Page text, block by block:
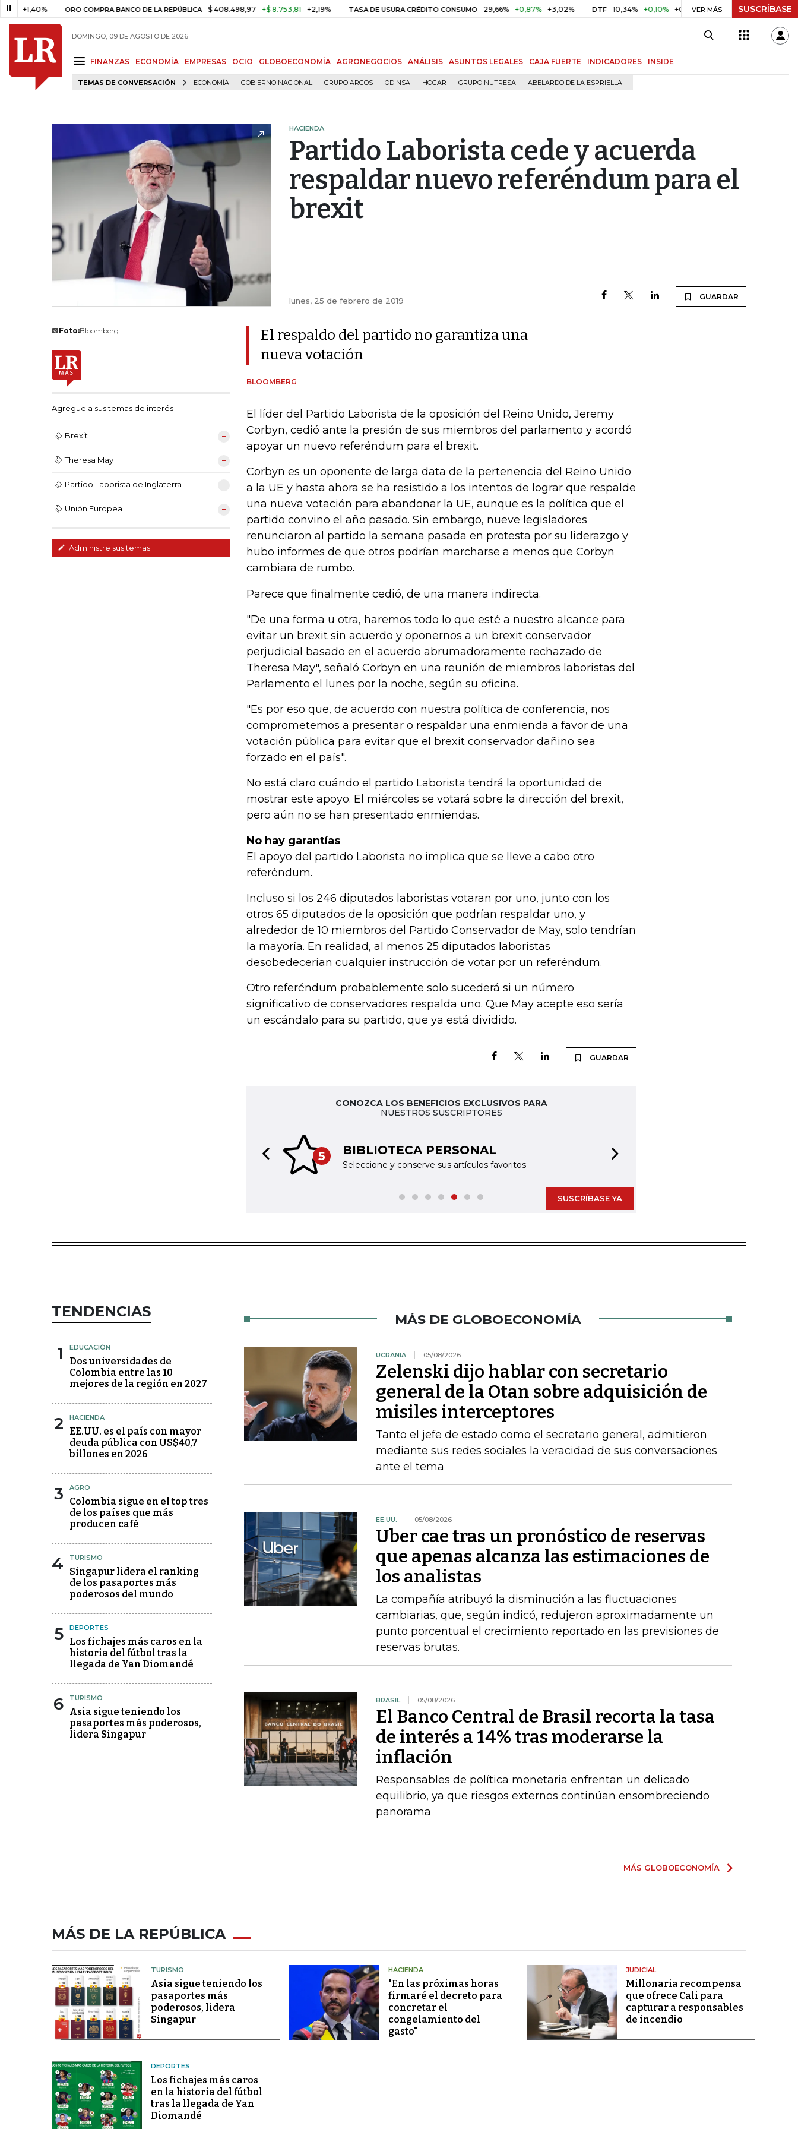
ORO COMPRA BANCO DE LA REPÚBLICA $ 408.498,97 +$ 8.753,81 +2,19% TASA DE USURA CRÉDITO CONSUMO 29,66% +0,87% +3,02% DTF 10,34% +0,10% +0,98% UVR $ 417,01 +$ 0,05
VER MÁS SUSCRÍBASE
DOMINGO, 09 DE AGOSTO DE 2026
FINANZAS ECONOMÍA EMPRESAS OCIO GLOBOECONOMÍA AGRONEGOCIOS ANÁLISIS ASUNTOS LEGALES CAJA FUERTE INDICADORES INSIDE
TEMAS DE CONVERSACIÓN ECONOMÍA GOBIERNO NACIONAL GRUPO ARGOS ODINSA HOGAR GRUPO NUTRESA ABELARDO DE LA ESPRIELLA
HACIENDA
Partido Laborista cede y acuerda
respaldar nuevo referéndum para el
brexit
lunes, 25 de febrero de 2019 GUARDAR
Foto:Bloomberg
Agregue a sus temas de interés
Brexit
Theresa May
Partido Laborista de Inglaterra
Unión Europea
Administre sus temas
El respaldo del partido no garantiza una
nueva votación
BLOOMBERG
El líder del Partido Laborista de la oposición del Reino Unido, Jeremy
Corbyn, cedió ante la presión de sus miembros del parlamento y acordó
apoyar un nuevo referéndum para el brexit.
Corbyn es un oponente de larga data de la pertenencia del Reino Unido
a la UE y hasta ahora se ha resistido a los intentos de lograr que respalde
una nueva votación para abandonar la UE, aunque es la política que el
partido convino el año pasado. Sin embargo, nueve legisladores
renunciaron al partido la semana pasada en protesta por su liderazgo y
hubo informes de que otros podrían marcharse a menos que Corbyn
cambiara de rumbo.
Parece que finalmente cedió, de una manera indirecta.
"De una forma u otra, haremos todo lo que esté a nuestro alcance para
evitar un brexit sin acuerdo y oponernos a un brexit conservador
perjudicial basado en el acuerdo abrumadoramente rechazado de
Theresa May", señaló Corbyn en una reunión de miembros laboristas del
Parlamento el lunes por la noche, según su oficina.
"Es por eso que, de acuerdo con nuestra política de conferencia, nos
comprometemos a presentar o respaldar una enmienda a favor de una
votación pública para evitar que el brexit conservador dañino sea
forzado en el país".
No está claro cuándo el partido Laborista tendrá la oportunidad de
mostrar este apoyo. El miércoles se votará sobre la dirección del brexit,
pero aún no se han presentado enmiendas.
No hay garantías
El apoyo del partido Laborista no implica que se lleve a cabo otro
referéndum.
Incluso si los 246 diputados laboristas votaran por uno, junto con los
otros 65 diputados de la oposición que podrían respaldar uno, y
alrededor de 10 miembros del Partido Conservador de May, solo tendrían
la mayoría. En realidad, al menos 25 diputados laboristas
desobedecerían cualquier instrucción de votar por un referéndum.
Otro referéndum probablemente solo sucederá si un número
significativo de conservadores respalda uno. Que May acepte eso sería
un escándalo para su partido, que ya está dividido.
GUARDAR
CONOZCA LOS BENEFICIOS EXCLUSIVOS PARA
NUESTROS SUSCRIPTORES
5 BIBLIOTECA PERSONAL
Seleccione y conserve sus artículos favoritos
Previous slide
SUSCRÍBASE YA
TENDENCIAS
1 EDUCACIÓN
Dos universidades de
Colombia entre las 10
mejores de la región en 2027
2 HACIENDA
EE.UU. es el país con mayor
deuda pública con US$40,7
billones en 2026
3 AGRO
Colombia sigue en el top tres
de los países que más
producen café
4 TURISMO
Singapur lidera el ranking
de los pasaportes más
poderosos del mundo
5 DEPORTES
Los fichajes más caros en la
historia del fútbol tras la
llegada de Yan Diomandé
6 TURISMO
Asia sigue teniendo los
pasaportes más poderosos,
lidera Singapur
MÁS DE GLOBOECONOMÍA
UCRANIA 05/08/2026
Zelenski dijo hablar con secretario
general de la Otan sobre adquisición de
misiles interceptores
Tanto el jefe de estado como el secretario general, admitieron
mediante sus redes sociales la veracidad de sus conversaciones
ante el tema
EE.UU. 05/08/2026
Uber cae tras un pronóstico de reservas
que apenas alcanza las estimaciones de
los analistas
La compañía atribuyó la disminución a las fluctuaciones
cambiarias, que, según indicó, redujeron aproximadamente un
punto porcentual el crecimiento reportado en las previsiones de
reservas brutas.
BRASIL 05/08/2026
El Banco Central de Brasil recorta la tasa
de interés a 14% tras moderarse la
inflación
Responsables de política monetaria enfrentan un delicado
equilibrio, ya que riesgos externos continúan ensombreciendo
panorama
MÁS GLOBOECONOMÍA
MÁS DE LA REPÚBLICA
TURISMO
Asia sigue teniendo los
pasaportes más
poderosos, lidera
Singapur
HACIENDA
"En las próximas horas
firmaré el decreto para
concretar el
congelamiento del
gasto"
JUDICIAL
Millonaria recompensa
que ofrece Cali para
capturar a responsables
de incendio
DEPORTES
Los fichajes más caros
en la historia del fútbol
tras la llegada de Yan
Diomandé